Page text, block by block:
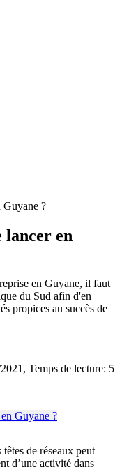
Guyane ?
lancer en
en Guyane, il faut
du Sud afin d'en
propices au succès de
, Temps de lecture: 5
de réseaux peut
d’une activité dans